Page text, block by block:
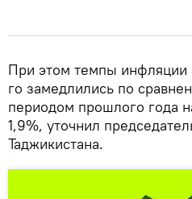
При этом темпы инфляции
го замедлились по
периодом прошлого года
1,9%, уточнил
Таджикистана.